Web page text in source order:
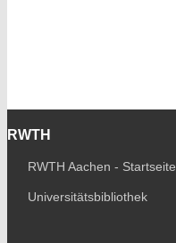
RWTH
RWTH Aachen - Startseite
Universitätsbibliothek